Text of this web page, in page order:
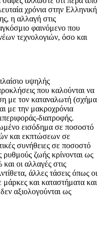
χρόνια στην Ελληνική
η αλλαγή στις
φαινόμενο που
τεχνολογιών, όσο και
υψηλής
που καλούνται να
με τον καταναλωτή (σχήμα
με την μακροχρόνια
διατροφής.
εισόδημα σε ποσοστό
και εκπτώσεων σε
συνήθειες σε ποσοστό
ζωής κρίνονται ως
οι αλλαγές στις
άλλες τάσεις όπως οι
και καταστήματα και
αξιολογούνται ως